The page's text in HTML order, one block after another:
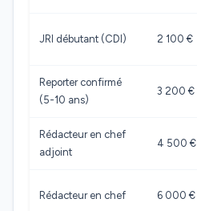
JRI débutant (CDI) 2 100 €
Reporter confirmé
(5-10 ans)
3 200 €
Rédacteur en chef
adjoint
4 500 €
Rédacteur en chef 6 000 €